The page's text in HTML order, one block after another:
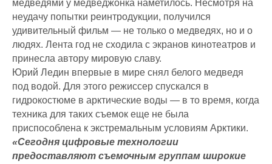
медведями у медведжонка наметилось. Несмотря на
неудачу попытки реинтродукции, получился
удивительный фильм — не только о медведях, но и о
людях. Лента год не сходила с экранов кинотеатров и
принесла автору мировую славу.
Юрий Ледин впервые в мире снял белого медведя
под водой. Для этого режиссер спускался в
гидрокостюме в арктические воды — в то время, когда
техника для таких съемок еще не была
приспособлена к экстремальным условиям Арктики.
«Сегодня цифровые технологии
предоставляют съемочным группам широкие